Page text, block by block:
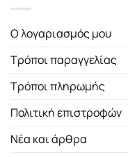
Ο λογαριασμός μου
Τρόποι παραγγελίας
Τρόποι πληρωμής
Πολιτική επιστροφών
Νέα και άρθρα